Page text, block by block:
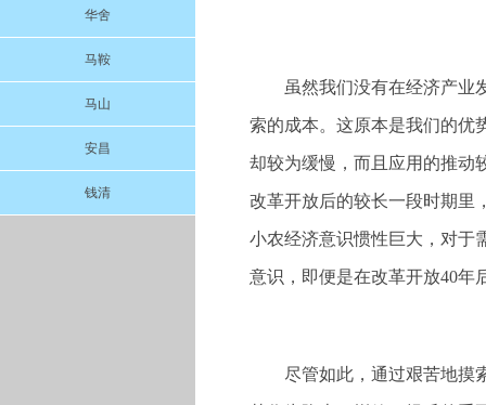
华舍
马鞍
马山
安昌
钱清
虽然我们没有在经济产业
索的成本。这原本是我们的优
却较为缓慢，而且应用的推动
改革开放后的较长一段时期里
小农经济意识惯性巨大，对于
意识，即便是在改革开放40年
尽管如此，通过艰苦地摸